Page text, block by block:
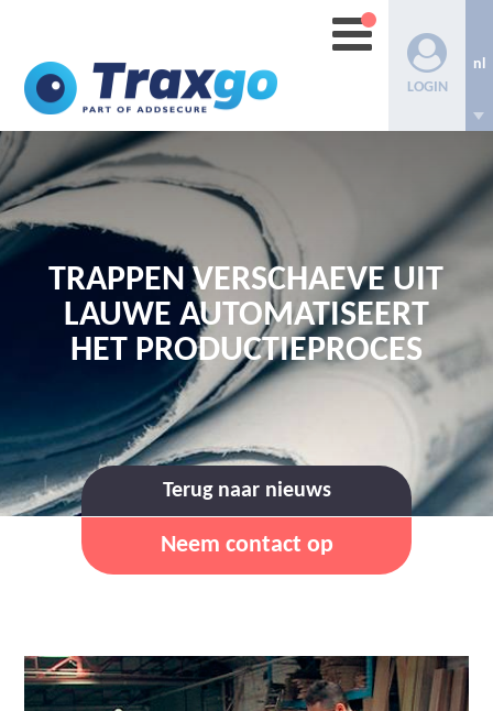
LOGIN
nl
TRAPPEN VERSCHAEVE UIT
LAUWE AUTOMATISEERT
HET PRODUCTIEPROCES
Terug naar nieuws
Neem contact op